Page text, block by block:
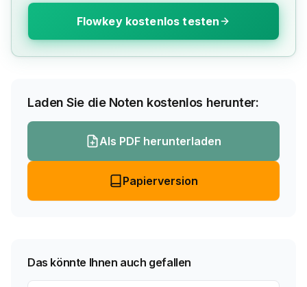
Flowkey kostenlos testen
Laden Sie die Noten kostenlos herunter:
Als PDF herunterladen
Papierversion
Das könnte Ihnen auch gefallen